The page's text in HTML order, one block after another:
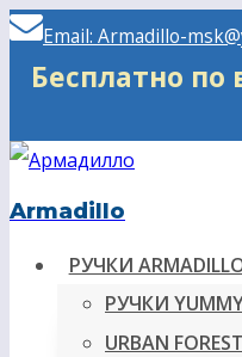
Перейти
Email: Armadillo-
Бесплатно
Armadillo
РУЧКИ
РУЧКИ
URBAN FOREST